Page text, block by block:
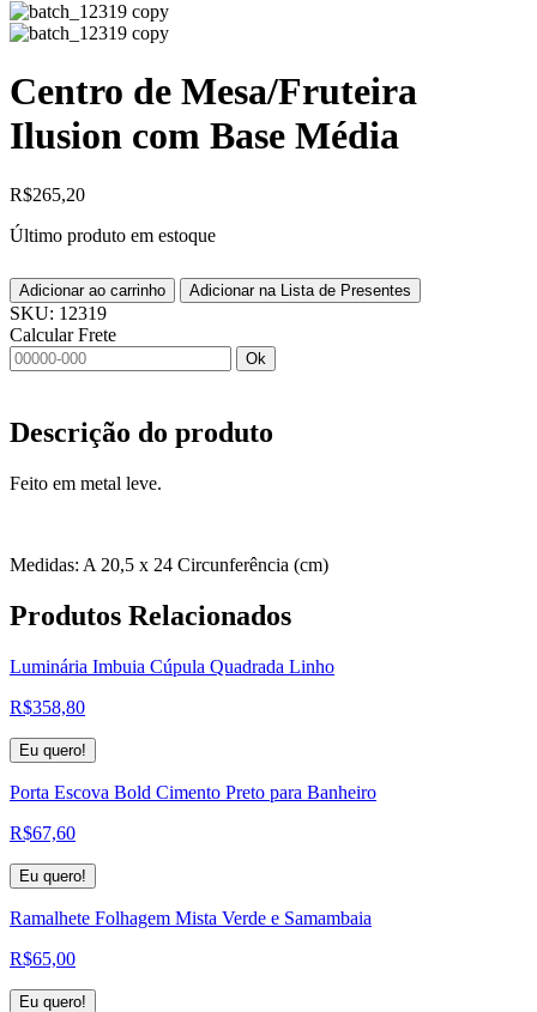
Centro de Mesa/Fruteira
Ilusion com Base Média
R$265,20
Último produto em estoque
Adicionar ao carrinho Adicionar na Lista de Presentes
SKU: 12319
Calcular Frete
Ok
Descrição do produto
Feito em metal leve.
Medidas: A 20,5 x 24 Circunferência (cm)
Produtos Relacionados
Luminária Imbuia Cúpula Quadrada Linho
R$358,80
Eu quero!
Porta Escova Bold Cimento Preto para Banheiro
R$67,60
Eu quero!
Ramalhete Folhagem Mista Verde e Samambaia
R$65,00
Eu quero!